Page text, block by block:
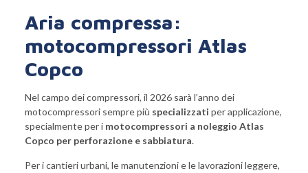
Aria compressa:
motocompressori Atlas
Copco
Nel campo dei compressori, il 2026 sarà l’anno dei
motocompressori sempre più specializzati per applicazione,
specialmente per i motocompressori a noleggio Atlas
Copco per perforazione e sabbiatura.
Per i cantieri urbani, le manutenzioni e le lavorazioni leggere,